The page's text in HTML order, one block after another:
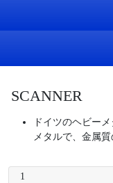
SCANNER
ドイツのヘビー
メタルで、金属質
1